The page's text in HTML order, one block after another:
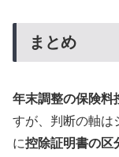
まとめ
年末調整の保険料
すが、判断の軸は
に控除証明書の区